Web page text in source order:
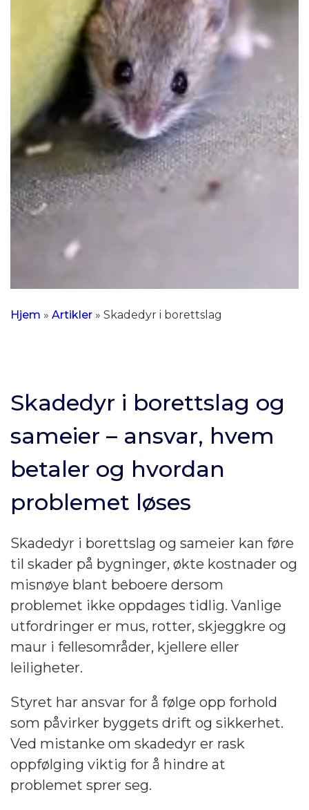
Hjem » Artikler » Skadedyr i borettslag
Skadedyr i borettslag og
sameier – ansvar, hvem
betaler og hvordan
problemet løses
Skadedyr i borettslag og sameier kan føre
til skader på bygninger, økte kostnader og
misnøye blant beboere dersom
problemet ikke oppdages tidlig. Vanlige
utfordringer er mus, rotter, skjeggkre og
maur i fellesområder, kjellere eller
leiligheter.
Styret har ansvar for å følge opp forhold
som påvirker byggets drift og sikkerhet.
Ved mistanke om skadedyr er rask
oppfølging viktig for å hindre at
problemet sprer seg.